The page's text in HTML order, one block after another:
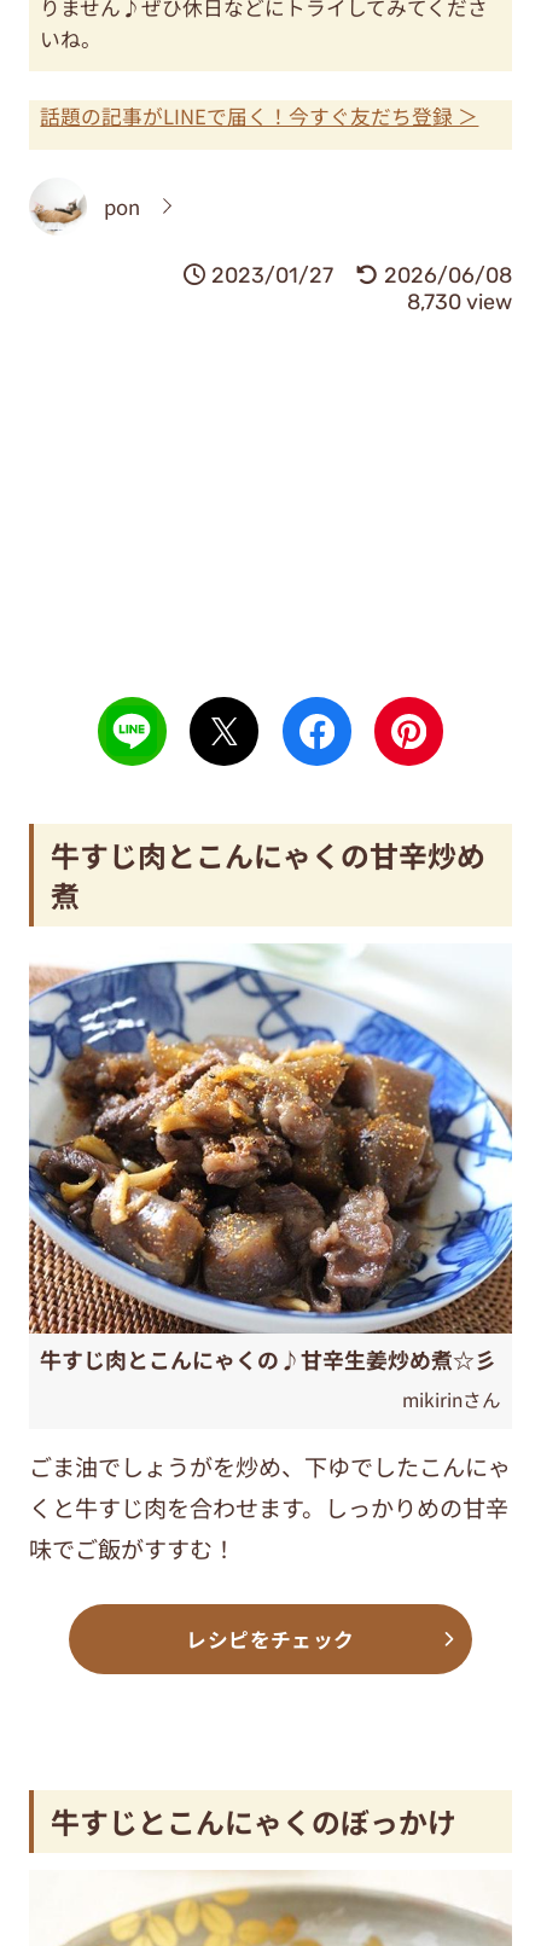
りません♪ぜひ休日などにトライしてみてくださ
いね。
話題の記事がLINEで届く！今すぐ友だち登録 ＞
pon
2023/01/27
2026/06/08
8,730 view
牛すじ肉とこんにゃくの甘辛炒め
煮
牛すじ肉とこんにゃくの♪甘辛生姜炒め煮☆彡
mikirinさん
ごま油でしょうがを炒め、下ゆでしたこんにゃ
くと牛すじ肉を合わせます。しっかりめの甘辛
味でご飯がすすむ！
レシピをチェック
牛すじとこんにゃくのぼっかけ